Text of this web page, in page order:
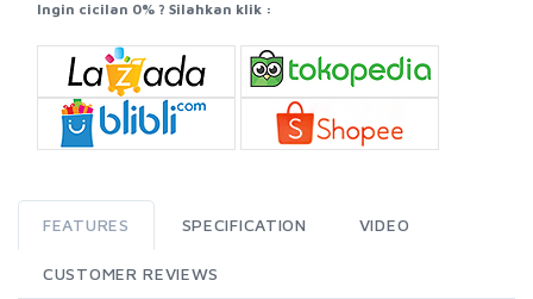
Ingin cicilan 0% ? Silahkan klik :
FEATURES SPECIFICATION VIDEO
CUSTOMER REVIEWS